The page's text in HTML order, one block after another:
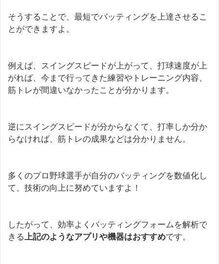
そうすることで、最短でバッティングを上達させるこ
とができますよ。
例えば、スイングスピードが上がって、打球速度が上
がれば、今まで行ってきた練習やトレーニング内容、
筋トレが間違いなかったことが分かります。
逆にスイングスピードが分からなくて、打率しか分か
らなければ、筋トレの成果などは分かりません。
多くのプロ野球選手が自分のバッティングを数値化し
て、技術の向上に努めていますよ！
したがって、効率よくバッティングフォームを解析で
きる上記のようなアプリや機器はおすすめです。